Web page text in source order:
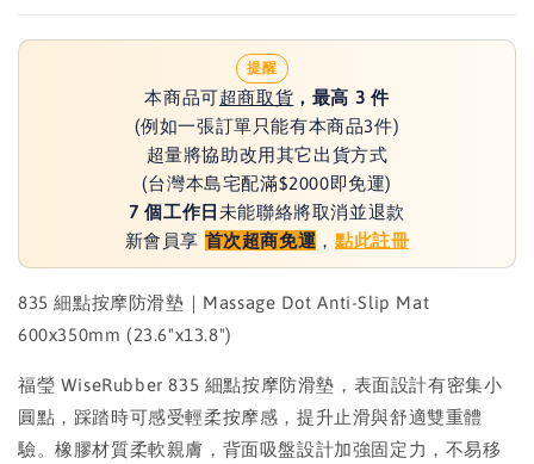
提醒
本商品可超商取貨 ，最高 3 件
(例如一張訂單只能有本商品3件)
超量將協助改用其它出貨方式
(台灣本島宅配滿$2000即免運)
7 個工作日 未能聯絡將取消並退款
新會員享 首次超商免運 ， 點此註冊
835 細點按摩防滑墊｜Massage Dot Anti-Slip Mat
600x350mm (23.6"x13.8")
福瑩 WiseRubber 835 細點按摩防滑墊，表面設計有密集小
圓點，踩踏時可感受輕柔按摩感，提升止滑與舒適雙重體
驗。橡膠材質柔軟親膚，背面吸盤設計加強固定力，不易移